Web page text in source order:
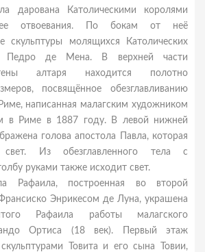
дарована Католическими королями
отвоевания. По бокам от неё
скульптуры молящихся Католических
Педро де Мена. В верхней части
алтаря находится полотно
посвящённое обезглавливанию
написанная малагским художником
в Риме в 1887 году. В левой нижней
голова апостола Павла, которая
свет. Из обезглавленного тела с
руками также исходит свет.
Рафаила, построенная во второй
Энрикесом де Луна, украшена
Рафаила работы малагского
Ортиса (18 век). Первый этаж
Товита и его сына Товии,